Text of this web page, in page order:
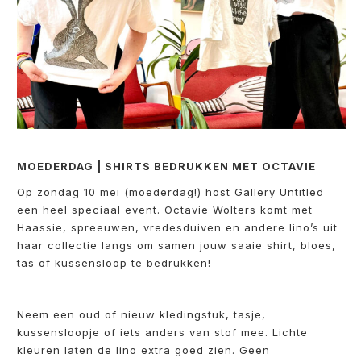
MOEDERDAG | SHIRTS BEDRUKKEN MET OCTAVIE
Op zondag 10 mei (moederdag!) host Gallery Untitled
een heel speciaal event. Octavie Wolters komt met
Haassie, spreeuwen, vredesduiven en andere lino’s uit
haar collectie langs om samen jouw saaie shirt, bloes,
tas of kussensloop te bedrukken!
Neem een oud of nieuw kledingstuk, tasje,
kussensloopje of iets anders van stof mee. Lichte
kleuren laten de lino extra goed zien. Geen